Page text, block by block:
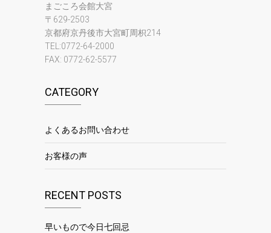
まごころ会館大宮
〒629-2503
京都府京丹後市大宮町周枳214
TEL:0772-64-2000
FAX: 0772-62-5577
CATEGORY
よくあるお問い合わせ
お客様の声
RECENT POSTS
早いもので今日七回忌